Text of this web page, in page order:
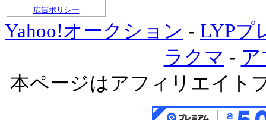
広告ポリシー
Yahoo!オークション - LYPプ
ラクマ -
本ページはアフィリエイト